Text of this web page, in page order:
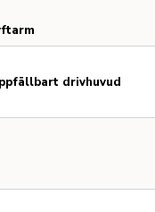
drivhuvud